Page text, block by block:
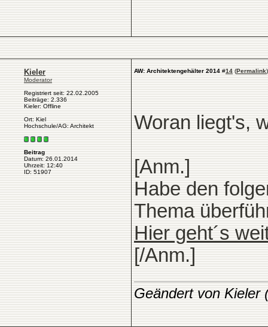
Kieler
Moderator
Registriert seit: 22.02.2005
Beiträge: 2.336
Kieler: Offline
Ort: Kiel
Hochschule/AG: Architekt
Beitrag
Datum: 26.01.2014
Uhrzeit: 12:40
ID: 51907
AW: Architektengehälter 2014 #14 (Permalink)
Woran liegt's,
[Anm.]
Habe den
Thema
Hier geht´s
[/Anm.]
Geändert von